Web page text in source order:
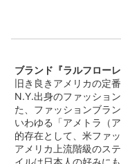
ブランド『ラルフロー
旧き良きアメリカの定
N.Y.出身のファッショ
た、ファッションブラン
いわゆる「アメトラ（
的存在として、米ファ
アメリカ上流階級のス
イルは日本人の好みに